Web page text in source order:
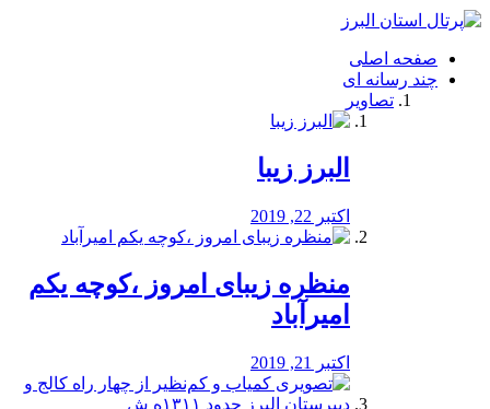
فصد
شرق
تهران
خشکشویی
صفحه اصلی
چند رسانه ای
تصاویر
البرز زیبا
اکتبر 22, 2019
منظره‌‌ زیبای امروز ،کوچه یکم
امیرآباد
اکتبر 21, 2019